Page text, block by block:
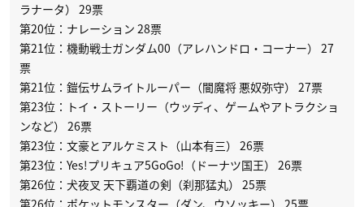
ラナータ） 29票
第20位：ナレーション 28票
第21位：機動戦士ガンダム00（アレハンドロ・コーナー） 27
票
第21位：鎧伝サムライトルーパー（闇魔将 悪奴弥守） 27票
第23位：トイ・ストーリー（ウッディ、ゲームやアトラクショ
ンなど） 26票
第23位：文豪とアルケミスト（山本有三） 26票
第23位：Yes!プリキュア5GoGo!（ドーナツ国王） 26票
第26位：犬夜叉 天下覇道の剣（刹那猛丸） 25票